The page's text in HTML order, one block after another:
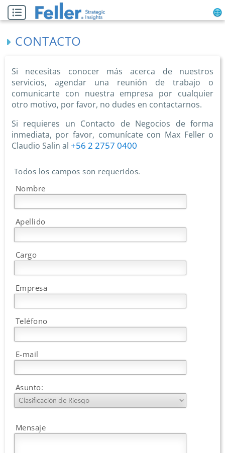
CONTACTO
Si necesitas conocer más acerca de nuestros
servicios, agendar una reunión de trabajo o
comunicarte con nuestra empresa por cualquier
otro motivo, por favor, no dudes en contactarnos.
Si requieres un Contacto de Negocios de forma
inmediata, por favor, comunícate con Max Feller o
Claudio Salin al +56 2 2757 0400
Todos los campos son requeridos.
Nombre
Apellido
Cargo
Empresa
Teléfono
E-mail
Asunto:
Mensaje